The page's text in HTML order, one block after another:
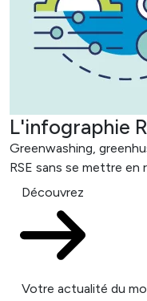
L'infographie
Greenwashing,
RSE sans se mettre en
Découvrez
Votre actualité du